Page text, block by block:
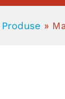
Produse »